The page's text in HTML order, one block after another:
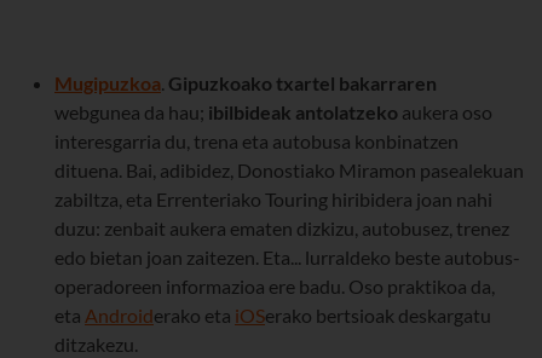
Mugipuzkoa. Gipuzkoako txartel bakarraren
webgunea da hau; ibilbideak antolatzeko aukera oso
interesgarria du, trena eta autobusa konbinatzen
dituena. Bai, adibidez, Donostiako Miramon pasealekuan
zabiltza, eta Errenteriako Touring hiribidera joan nahi
duzu: zenbait aukera ematen dizkizu, autobusez, trenez
edo bietan joan zaitezen. Eta... lurraldeko beste autobus-
operadoreen informazioa ere badu. Oso praktikoa da,
eta Androiderako eta iOSerako bertsioak deskargatu
ditzakezu.